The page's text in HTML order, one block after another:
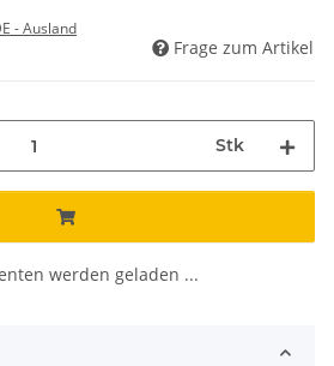
- Ausland
Frage zum Artikel
Stk
werden geladen ...